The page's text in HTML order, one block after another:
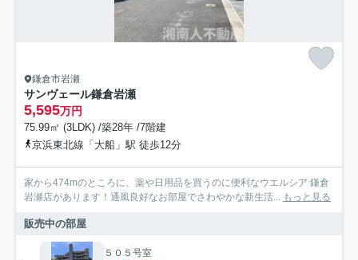
鎌倉市岩瀬
サンヴェール鎌倉岩瀬
5,595万円
75.99㎡ (3LDK) /築28年 /7階建
京浜東北線「大船」駅 徒歩12分
家から474mのところに、薬や日用品を買うのに便利なウエルシア 鎌倉
岩瀬店があります！通風良好なお部屋でさわやかな新生活... もっと見る
販売中の部屋
５０５号室